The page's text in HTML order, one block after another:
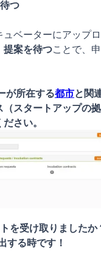
つ
ベーターにアップ
提案を待つことで、
が所在する都市と関
スタートアップの拠
さい。
を受け取りましたか
する時です！